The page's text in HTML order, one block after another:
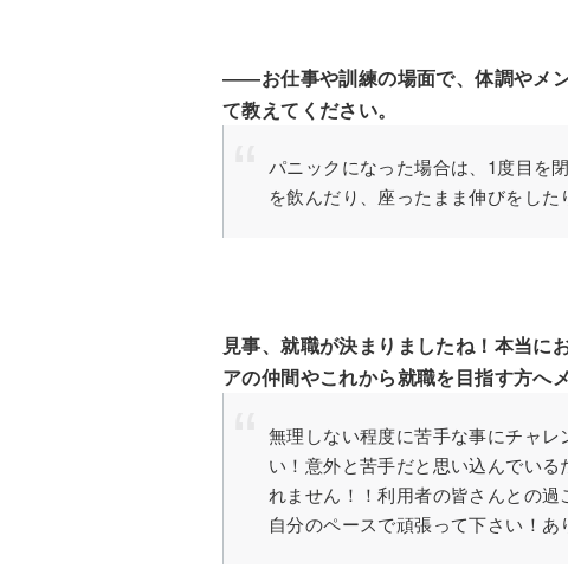
――お仕事や訓練の場面で、体調やメ
て教えてください。
パニックになった場合は、1度目を
を飲んだり、座ったまま伸びをした
見事、就職が決まりましたね！本当に
アの仲間やこれから就職を目指す方へ
無理しない程度に苦手な事にチャ
い！意外と苦手だと思い込んでい
れません！！利用者の皆さんとの
自分のペースで頑張って下さい！あ